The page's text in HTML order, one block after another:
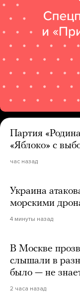
Партия
«Яблоко» с
час назад
Украина
морскими
4 минуты назад
В Москве
слышали в
было — не
2 часа назад